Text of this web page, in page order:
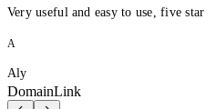
Very useful and easy to use, five star
A
Aly
DomainLink